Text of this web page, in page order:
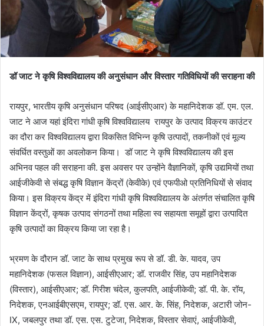
डॉ जाट ने कृषि विश्वविद्यालय की अनुसंधान और विस्तार गतिविधियों की सराहना की
रायपुर, भारतीय कृषि अनुसंधान परिषद (आईसीएआर) के महानिदेशक डॉ. एम. एल.
जाट ने आज यहां इंदिरा गांधी कृषि विश्वविद्यालय रायपुर के उत्पाद विक्रय काउंटर
का दौरा कर विश्वविद्यालय द्वारा विकसित विभिन्न कृषि उत्पादों, तकनीकों एवं मूल्य
संवर्धित वस्तुओं का अवलोकन किया। डॉ जाट ने कृषि विश्वविद्यालय की इस
अभिनव पहल की सराहना की. इस अवसर पर उन्होंने वैज्ञानिकों, कृषि उद्यमियों तथा
आईजीकेवी से संबद्ध कृषि विज्ञान केंद्रों (केवीके) एवं एफपीओ प्रतिनिधियों से संवाद
किया। इस विक्रय केंद्र में इंदिरा गांधी कृषि विश्वविद्यालय के अंतर्गत संचालित कृषि
विज्ञान केंद्रों, कृषक उत्पाद संगठनों तथा महिला स्व सहायता समूहों द्वारा उत्पादित
कृषि उत्पादों का विक्रय किया जा रहा है।
भ्रमण के दौरान डॉ. जाट के साथ प्रमुख रूप से डॉ. डी. के. यादव, उप
महानिदेशक (फसल विज्ञान), आईसीएआर; डॉ. राजवीर सिंह, उप महानिदेशक
(विस्तार), आईसीएआर; डॉ. गिरीश चंदेल, कुलपति, आईजीकेवी; डॉ. पी. के. रॉय,
निदेशक, एनआईबीएसएम, रायपुर; डॉ. एस. आर. के. सिंह, निदेशक, अटारी जोन-
IX, जबलपुर तथा डॉ. एस. एस. टुटेजा, निदेशक, विस्तार सेवाएं, आईजीकेवी,